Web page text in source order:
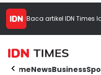
Baca artikel IDN Times
HomeNewsBusiness